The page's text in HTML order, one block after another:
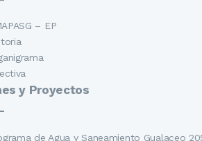
– EP
y Proyectos
de Agua y Saneamiento Gualaceo